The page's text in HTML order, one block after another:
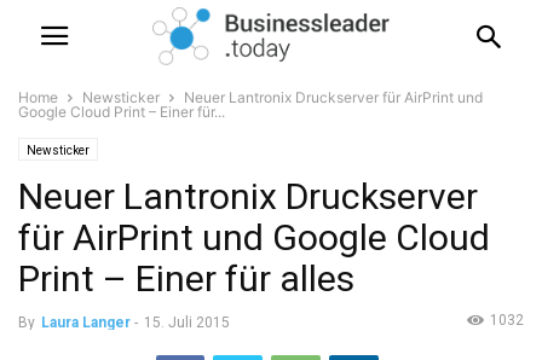
Home Newsticker
Neuer Lantronix Druckserver für AirPrint und
Google Cloud Print – Einer für...
Newsticker
Neuer Lantronix Druckserver
für AirPrint und Google Cloud
Print – Einer für alles
By Laura Langer - 15. Juli 2015 1032